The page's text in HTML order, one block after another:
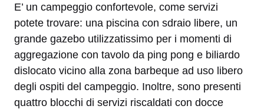
E’ un campeggio confortevole, come servizi
potete trovare: una piscina con sdraio libere, un
grande gazebo utilizzatissimo per i momenti di
aggregazione con tavolo da ping pong e biliardo
dislocato vicino alla zona barbeque ad uso libero
degli ospiti del campeggio. Inoltre, sono presenti
quattro blocchi di servizi riscaldati con docce